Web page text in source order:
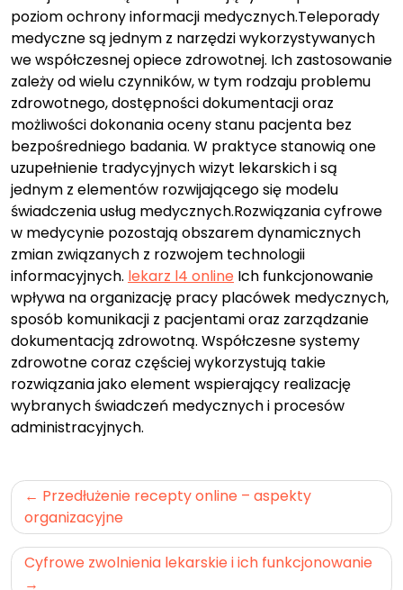
poziom ochrony informacji medycznych.Teleporady
medyczne są jednym z narzędzi wykorzystywanych
we współczesnej opiece zdrowotnej. Ich zastosowanie
zależy od wielu czynników, w tym rodzaju problemu
zdrowotnego, dostępności dokumentacji oraz
możliwości dokonania oceny stanu pacjenta bez
bezpośredniego badania. W praktyce stanowią one
uzupełnienie tradycyjnych wizyt lekarskich i są
jednym z elementów rozwijającego się modelu
świadczenia usług medycznych.Rozwiązania cyfrowe
w medycynie pozostają obszarem dynamicznych
zmian związanych z rozwojem technologii
informacyjnych. lekarz l4 online Ich funkcjonowanie
wpływa na organizację pracy placówek medycznych,
sposób komunikacji z pacjentami oraz zarządzanie
dokumentacją zdrowotną. Współczesne systemy
zdrowotne coraz częściej wykorzystują takie
rozwiązania jako element wspierający realizację
wybranych świadczeń medycznych i procesów
administracyjnych.
Nawigacja
wpisu
Przedłużenie recepty online – aspekty
organizacyjne
Cyfrowe zwolnienia lekarskie i ich funkcjonowanie